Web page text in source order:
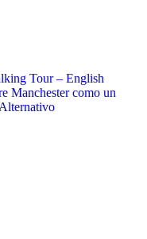
Tour – English
Manchester como un